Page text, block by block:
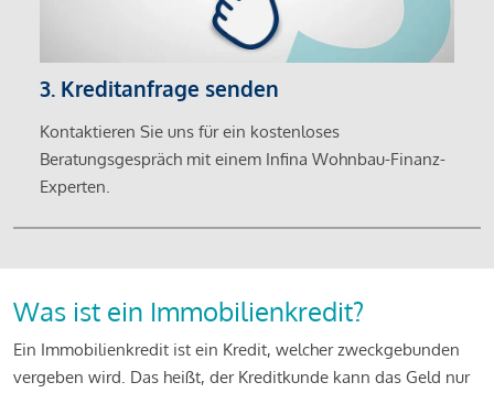
3. Kreditanfrage senden
Kontaktieren Sie uns für ein kostenloses
Beratungsgespräch mit einem Infina Wohnbau-Finanz-
Experten.
Was ist ein Immobilienkredit?
Ein Immobilienkredit ist ein Kredit, welcher zweckgebunden
vergeben wird. Das heißt, der Kreditkunde kann das Geld nur